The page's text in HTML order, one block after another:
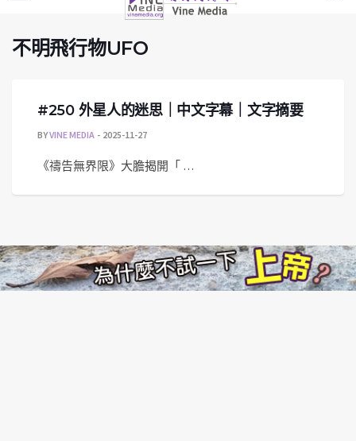
不明飛行物UFO
#250 外星人的迷思｜中文字幕｜文字摘要
BYVINE MEDIA 2025-11-27
《禱告無界限》大膽揭開「 …